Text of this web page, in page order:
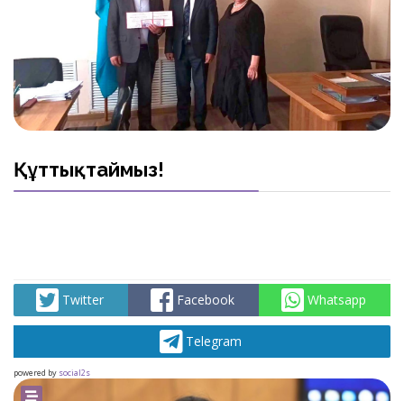
Құттықтаймыз!
Twitter Facebook Whatsapp
Telegram
powered by social2s